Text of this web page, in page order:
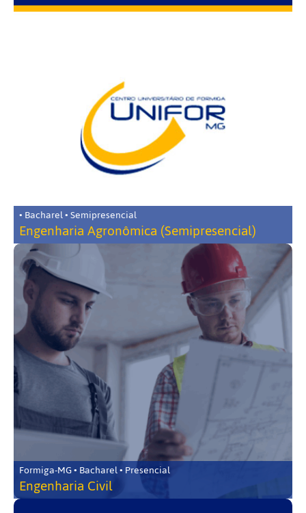
• Bacharel • Semipresencial
Engenharia Agronômica (Semipresencial)
Formiga-MG • Bacharel • Presencial
Engenharia Civil